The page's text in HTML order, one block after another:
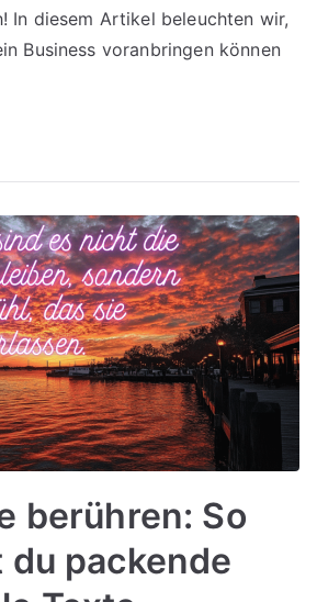
In diesem Artikel beleuchten wir,
Business voranbringen können
berühren: So
packende